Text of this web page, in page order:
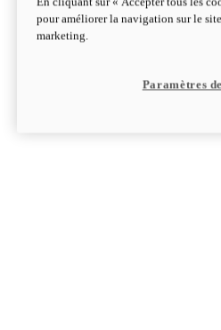
Hypermotard V2
Découvrez-le
pour améliorer la navigation sur le
marketing.
Paramètres